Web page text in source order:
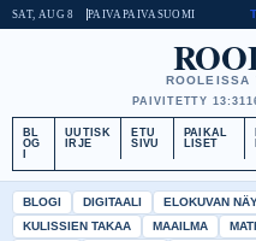
SAT, AUG 8 PAIVAPAIVASUOMI
ROOLEISSA
PAIVITETTY 13:31
BL
OG
UUTISK
IRJE
ETU
SIVU
PAIKAL
LISET
BLOGI DIGITAALI ELOKUVAN
KULISSIEN TAKAA
MAAILMA